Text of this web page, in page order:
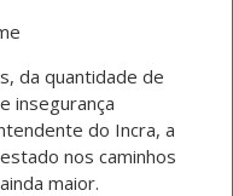
da quantidade de
insegurança
do Incra, a
nos caminhos
maior.